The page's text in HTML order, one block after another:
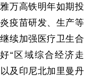
万高铁明年如期投
疫苗研发、生产等
续加强医疗卫生合
“区域综合经济走
及印尼北加里曼丹